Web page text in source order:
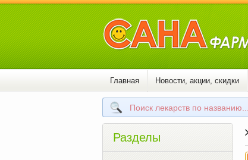
Главная Новости, акции, скидки
Разделы